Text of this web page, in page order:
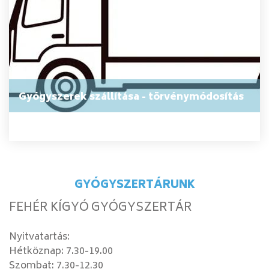
Gyógyszerek szállítása - törvénymódosítás
GYÓGYSZERTÁRUNK
FEHÉR KÍGYÓ GYÓGYSZERTÁR
Nyitvatartás:
Hétköznap: 7.30-19.00